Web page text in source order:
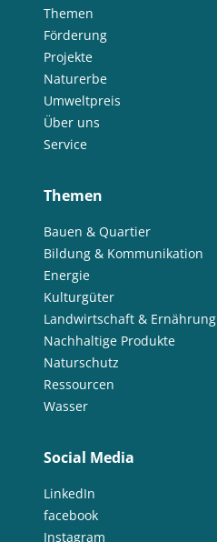
Themen
Förderung
Projekte
Naturerbe
Umweltpreis
Über uns
Service
Themen
Bauen & Quartier
Bildung & Kommunikation
Energie
Kulturgüter
Landwirtschaft & Ernährung
Nachhaltige Produkte
Naturschutz
Ressourcen
Wasser
Social Media
LinkedIn
facebook
Instagram